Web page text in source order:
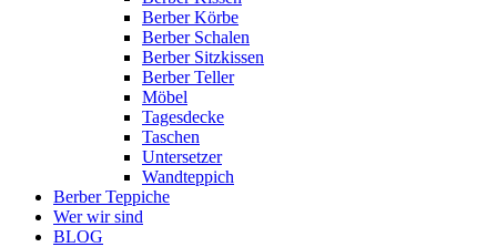
Berber Körbe
Berber Schalen
Berber Sitzkissen
Berber Teller
Möbel
Tagesdecke
Taschen
Untersetzer
Wandteppich
Berber Teppiche
Wer wir sind
BLOG